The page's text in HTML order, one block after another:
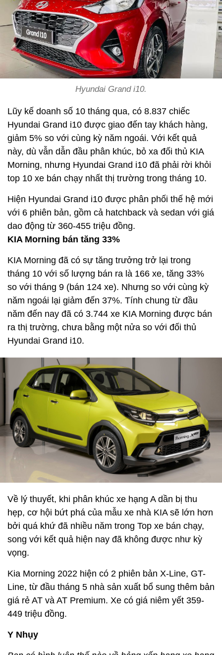
Hyundai Grand i10.
Lũy kế doanh số 10 tháng qua, có 8.837 chiếc
Hyundai Grand i10 được giao đến tay khách hàng,
giảm 5% so với cùng kỳ năm ngoái. Với kết quả
này, dù vẫn dẫn đầu phân khúc, bỏ xa đối thủ KIA
Morning, nhưng Hyundai Grand i10 đã phải rời khỏi
top 10 xe bán chạy nhất thị trường trong tháng 10.
Hiện Hyundai Grand i10 được phân phối thế hệ mới
với 6 phiên bản, gồm cả hatchback và sedan với giá
dao động từ 360-455 triệu đồng.
KIA Morning bán tăng 33%
KIA Morning đã có sự tăng trưởng trở lại trong
tháng 10 với số lượng bán ra là 166 xe, tăng 33%
so với tháng 9 (bán 124 xe). Nhưng so với cùng kỳ
năm ngoái lại giảm đến 37%. Tính chung từ đầu
năm đến nay đã có 3.744 xe KIA Morning được bán
ra thị trường, chưa bằng một nửa so với đối thủ
Hyundai Grand i10.
Về lý thuyết, khi phân khúc xe hạng A dần bị thu
hẹp, cơ hội bứt phá của mẫu xe nhà KIA sẽ lớn hơn
bởi quá khứ đã nhiều năm trong Top xe bán chạy,
song với kết quả hiện nay đã không được như kỳ
vọng.
Kia Morning 2022 hiện có 2 phiên bản X-Line, GT-
Line, từ đầu tháng 5 nhà sản xuất bổ sung thêm bản
giá rẻ AT và AT Premium. Xe có giá niêm yết 359-
449 triệu đồng.
Y Nhụy